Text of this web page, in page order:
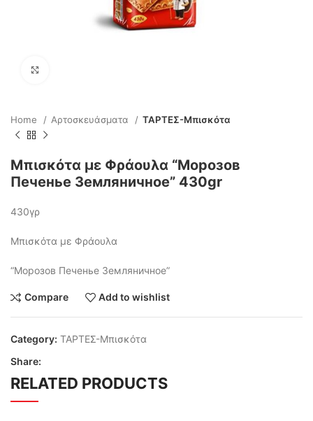
Home Αρτοσκευάσματα ΤΑΡΤΕΣ-Μπισκότα
Μπισκότα με Φράουλα “Морозов
Печенье Земляничное” 430gr
430γρ
Μπισκότα με Φράουλα
“Морозов Печенье Земляничное”
Compare Add to wishlist
Category: ΤΑΡΤΕΣ-Μπισκότα
Share:
RELATED PRODUCTS